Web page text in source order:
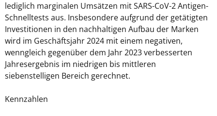
lediglich marginalen Umsätzen mit SARS-CoV-2 Antigen-
Schnelltests aus. Insbesondere aufgrund der getätigten
Investitionen in den nachhaltigen Aufbau der Marken
wird im Geschäftsjahr 2024 mit einem negativen,
wenngleich gegenüber dem Jahr 2023 verbesserten
Jahresergebnis im niedrigen bis mittleren
siebenstelligen Bereich gerechnet.
Kennzahlen